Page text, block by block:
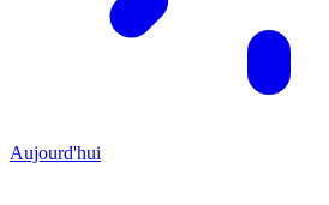
Aujourd'hui